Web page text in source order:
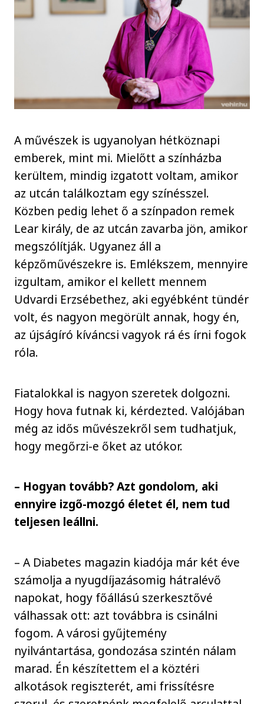
A művészek is ugyanolyan hétköznapi
emberek, mint mi. Mielőtt a színházba
kerültem, mindig izgatott voltam, amikor
az utcán találkoztam egy színésszel.
Közben pedig lehet ő a színpadon remek
Lear király, de az utcán zavarba jön, amikor
megszólítják. Ugyanez áll a
képzőművészekre is. Emlékszem, mennyire
izgultam, amikor el kellett mennem
Udvardi Erzsébethez, aki egyébként tündér
volt, és nagyon megörült annak, hogy én,
az újságíró kíváncsi vagyok rá és írni fogok
róla.
Fiatalokkal is nagyon szeretek dolgozni.
Hogy hova futnak ki, kérdezted. Valójában
még az idős művészekről sem tudhatjuk,
hogy megőrzi-e őket az utókor.
– Hogyan tovább? Azt gondolom, aki
ennyire izgő-mozgó életet él, nem tud
teljesen leállni.
– A Diabetes magazin kiadója már két éve
számolja a nyugdíjazásomig hátralévő
napokat, hogy főállású szerkesztővé
válhassak ott: azt továbbra is csinálni
fogom. A városi gyűjtemény
nyilvántartása, gondozása szintén nálam
marad. Én készítettem el a köztéri
alkotások regiszterét, ami frissítésre